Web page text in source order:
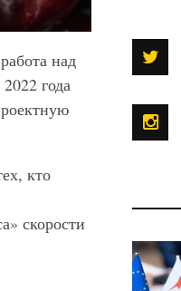
над
года
кто
скорости